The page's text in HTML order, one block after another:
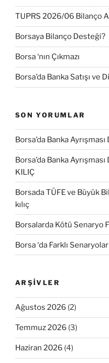
TUPRS 2026/06 Bilanço
Borsaya Bilanço Desteği?
Borsa ‘nın Çıkmazı
Borsa’da Banka Satışı ve
SON YORUMLAR
Borsa’da Banka
Borsa’da Banka
KILIÇ
Borsada TÜFE ve Büyük
kılıç
Borsalarda Kötü Senaryo
Borsa ‘da Farklı
ARŞIVLER
Ağustos 2026 (2)
Temmuz 2026 (3)
Haziran 2026 (4)